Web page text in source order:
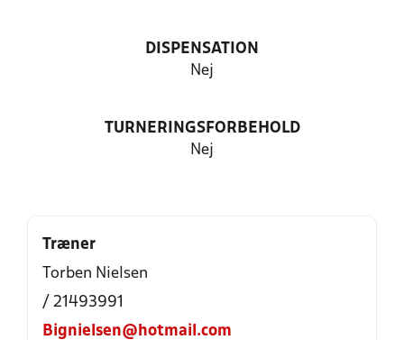
DISPENSATION
Nej
TURNERINGSFORBEHOLD
Nej
Træner
Torben Nielsen
/ 21493991
Bignielsen@hotmail.com